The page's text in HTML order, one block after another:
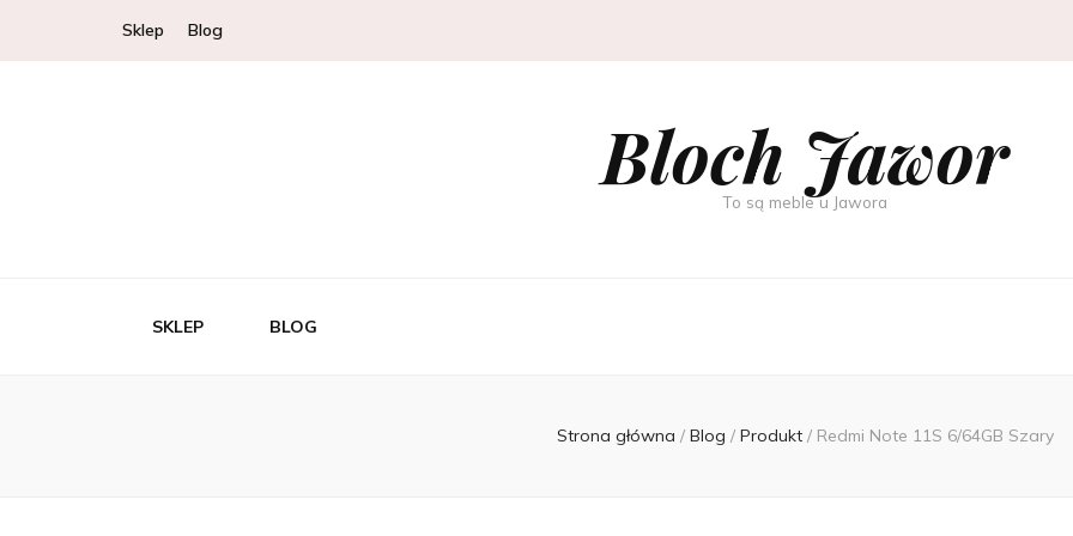
Sklep Blog
Bloch Jawor
To są meble u Jawora
SKLEP BLOG
Strona główna / Blog / Produkt / Redmi Note 11S 6/64GB Szary